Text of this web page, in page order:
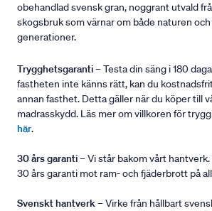
obehandlad svensk gran, noggrant utvald
skogsbruk som värnar om både naturen
generationer.
Trygghetsgaranti– Testa din säng i 180
fastheten inte känns rätt, kan du
annan fasthet. Detta gäller när du köper till
madrasskydd. Läs mer om villkoren för
här.
30 års garanti– Vi står bakom vårt
30 års garanti mot ram- och fjäderbrott på
Svenskt hantverk– Virke från hållbart